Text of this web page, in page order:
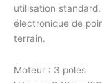
utilisation
électronique de
terrain.
Moteur : 3 poles